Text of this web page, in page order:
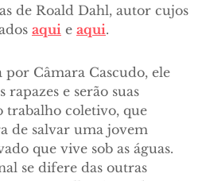
de Roald Dahl, autor cujos
aqui e aqui.
por Câmara Cascudo, ele
e serão suas
trabalho coletivo, que
de salvar uma jovem
que vive sob as águas.
se difere das outras